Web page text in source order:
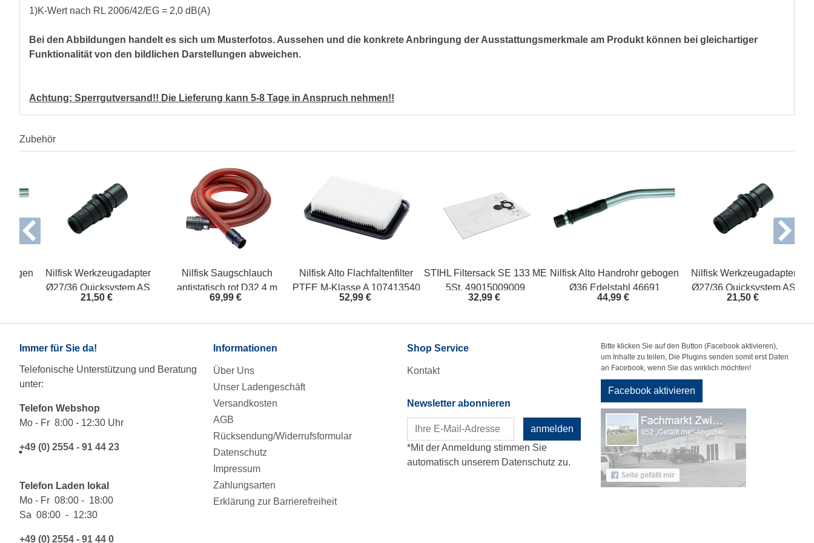
1)K-Wert nach RL 2006/42/EG = 2,0 dB(A)
Bei den Abbildungen handelt es sich um Musterfotos. Aussehen und die konkrete Anbringung der Ausstattungsmerkmale am Produkt können bei gleichartiger
Funktionalität von den bildlichen Darstellungen abweichen.
Achtung: Sperrgutversand!! Die Lieferung kann 5-8 Tage in Anspruch nehmen!!
Zubehör
Nilfisk Werkzeugadapter
Ø27/36 Quicksystem AS
302000535
21,50 €
Nilfisk Saugschlauch
antistatisch rot D32 4 m
107413543
69,99 €
Nilfisk Alto Flachfaltenfilter
PTFE M-Klasse A 107413540
52,99 €
STIHL Filtersack SE 133 ME
5St. 49015009009
32,99 €
Nilfisk Alto Handrohr gebogen
Ø36 Edelstahl 46691
44,99 €
Nilfisk Werkzeugadapter
Ø27/36 Quicksystem AS
302000535
21,50 €
Immer für Sie da!
Telefonische Unterstützung und Beratung
unter:
Telefon Webshop
Mo - Fr 8:00 - 12:30 Uhr
+49 (0) 2554 - 91 44 23
Telefon Laden lokal
Mo - Fr 08:00 - 18:00
Sa 08:00 - 12:30
+49 (0) 2554 - 91 44 0
Informationen
Über Uns
Unser Ladengeschäft
Versandkosten
AGB
Rücksendung/Widerrufsformular
Datenschutz
Impressum
Zahlungsarten
Erklärung zur Barrierefreiheit
Shop Service
Kontakt
Newsletter abonnieren
anmelden
*Mit der Anmeldung stimmen Sie
automatisch unserem Datenschutz zu.
Bitte klicken Sie auf den Button (Facebook aktivieren),
um Inhalte zu teilen, Die Plugins senden somit erst Daten
an Facebook, wenn Sie das wirklich möchten!
Facebook aktivieren